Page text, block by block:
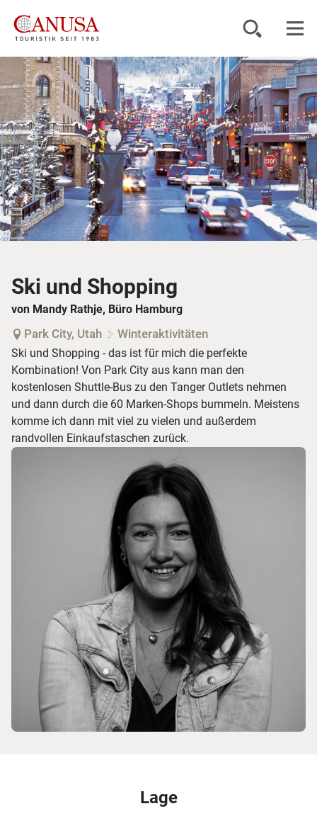
Reiseziele
Reisearten
Inspiration
Service
Ski und Shopping
von Mandy Rathje, Büro Hamburg
Park City, Utah Winteraktivitäten
Ski und Shopping - das ist für mich die perfekte
Kombination! Von Park City aus kann man den
kostenlosen Shuttle-Bus zu den Tanger Outlets nehmen
und dann durch die 60 Marken-Shops bummeln. Meistens
komme ich dann mit viel zu vielen und außerdem
randvollen Einkaufstaschen zurück.
Lage